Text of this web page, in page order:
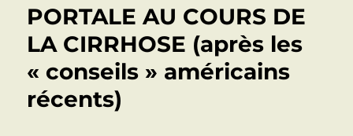
contre-
indications,
complications
PORTALE AU COURS DE
LA CIRRHOSE (après les
« conseils » américains
récents)